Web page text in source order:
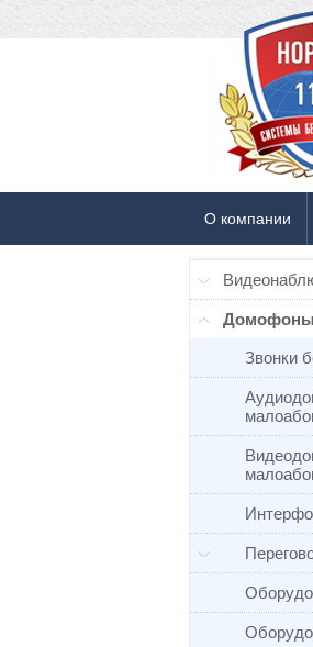
О компании
Домофоны
Звонки